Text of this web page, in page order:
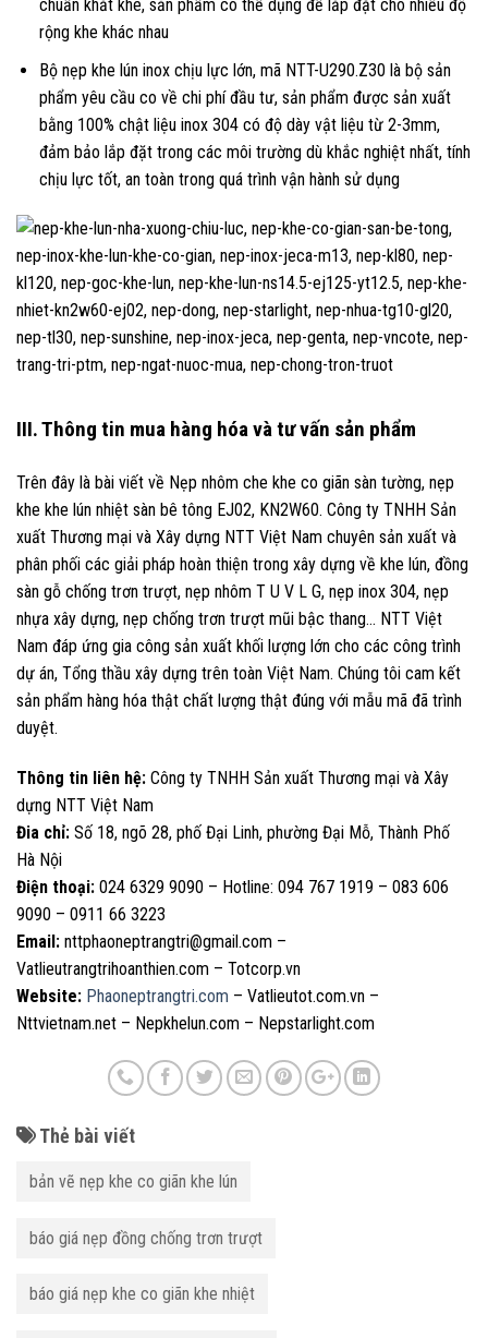
chuẩn khắt khe, sản phẩm có thể dụng để lắp đặt cho nhiều độ
rộng khe khác nhau
Bộ nẹp khe lún inox chịu lực lớn, mã NTT-U290.Z30 là bộ sản
phẩm yêu cầu co về chi phí đầu tư, sản phẩm được sản xuất
bằng 100% chật liệu inox 304 có độ dày vật liệu từ 2-3mm,
đảm bảo lắp đặt trong các môi trường dù khắc nghiệt nhất, tính
chịu lực tốt, an toàn trong quá trình vận hành sử dụng
III. Thông tin mua hàng hóa và tư vấn sản phẩm
Trên đây là bài viết về Nẹp nhôm che khe co giãn sàn tường, nẹp
khe khe lún nhiệt sàn bê tông EJ02, KN2W60. Công ty TNHH Sản
xuất Thương mại và Xây dựng NTT Việt Nam chuyên sản xuất và
phân phối các giải pháp hoàn thiện trong xây dựng về khe lún, đồng
sàn gỗ chống trơn trượt, nẹp nhôm T U V L G, nẹp inox 304, nẹp
nhựa xây dựng, nẹp chống trơn trượt mũi bậc thang… NTT Việt
Nam đáp ứng gia công sản xuất khối lượng lớn cho các công trình
dự án, Tổng thầu xây dựng trên toàn Việt Nam. Chúng tôi cam kết
sản phẩm hàng hóa thật chất lượng thật đúng với mẫu mã đã trình
duyệt.
Thông tin liên hệ: Công ty TNHH Sản xuất Thương mại và Xây
dựng NTT Việt Nam
Đia chỉ: Số 18, ngõ 28, phố Đại Linh, phường Đại Mỗ, Thành Phố
Hà Nội
Điện thoại: 024 6329 9090 – Hotline: 094 767 1919 – 083 606
9090 – 0911 66 3223
Email: nttphaoneptrangtri@gmail.com –
Vatlieutrangtrihoanthien.com – Totcorp.vn
Website: Phaoneptrangtri.com – Vatlieutot.com.vn –
Nttvietnam.net – Nepkhelun.com – Nepstarlight.com
Thẻ bài viết
bản vẽ nẹp khe co giãn khe lún
báo giá nẹp đồng chống trơn trượt
báo giá nẹp khe co giãn khe nhiệt